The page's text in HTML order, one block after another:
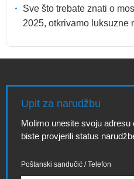
Sve što trebate znati o
2025, otkrivamo luksuzne
Upit za narudžbu
Molimo unesite svoju
biste provjerili status
Poštanski sandučić / Telefon